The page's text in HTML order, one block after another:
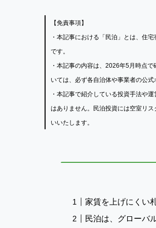
【免責事項】
・本記事における「民泊」とは、住
です。
・本記事の内容は、2026年5月時点
いては、必ず各自治体や事業者の公式
・本記事で紹介している投資手法や
はありません。民泊投資には空室リ
いいたします。
家賃を上げにくい
民泊は、グローバ